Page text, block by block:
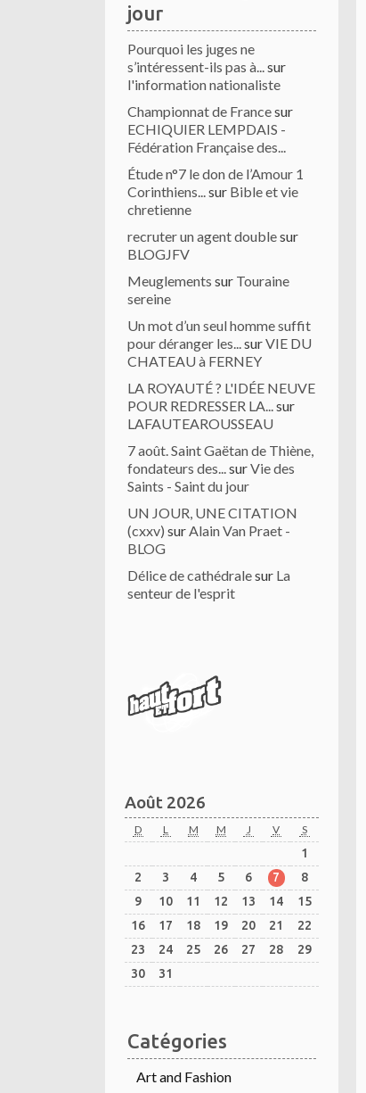
jour
Pourquoi les juges ne
s’intéressent-ils pas à...sur
l'information nationaliste
Championnat de Francesur
ECHIQUIER LEMPDAIS -
Fédération Française des...
Étude n°7 le don de l’Amour 1
Corinthiens...sur Bible et vie
chretienne
recruter un agent doublesur
BLOGJFV
Meuglements sur Touraine
sereine
Un mot d’un seul homme suffit
pour déranger les...surVIE DU
CHATEAU à FERNEY
LA ROYAUTÉ ? L'IDÉE NEUVE
POUR REDRESSER LA...sur
LAFAUTEAROUSSEAU
7 août. Saint Gaëtan de Thiène,
fondateurs des...surVie des
Saints - Saint du jour
UN JOUR, UNE CITATION
(cxxv) surAlain Van Praet -
BLOG
Délice de cathédralesur La
senteur de l'esprit
Août 2026
D L M M J V S
1
2
3 4 5 6 7
8
9
10 11 12 13 14
15
16
17 18 19 20 21
22
23
24 25 26 27 28
29
30
31
Catégories
Art and Fashion